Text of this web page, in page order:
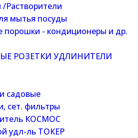
/Растворители
мытья посуды
порошки - кондиционеры и др.
РОЗЕТКИ УДЛИНИТЕЛИ
садовые
сет. фильтры
КОСМОС
удл-ль ТОКЕР